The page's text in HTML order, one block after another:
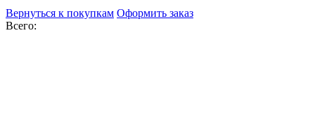
Вернуться к покупкам Оформить заказ
Всего: